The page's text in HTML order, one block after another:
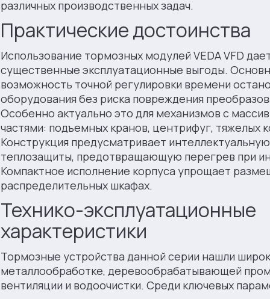
различных производственных задач.
Практические достоинства
Использование тормозных модулей VEDA VFD
существенные эксплуатационные выгоды.
возможность точной регулировки времени
оборудования без риска повреждения
Особенно актуально это для механизмов с
частями: подъемных кранов, центрифуг, тяжелых
Конструкция предусматривает
теплозащиты, предотвращающую перегрев при
Компактное исполнение корпуса упрощает
распределительных шкафах.
Технико-эксплуатационные
характеристики
Тормозные устройства данной серии нашли
металлообработке, деревообрабатывающей
вентиляции и водоочистки. Среди ключевых